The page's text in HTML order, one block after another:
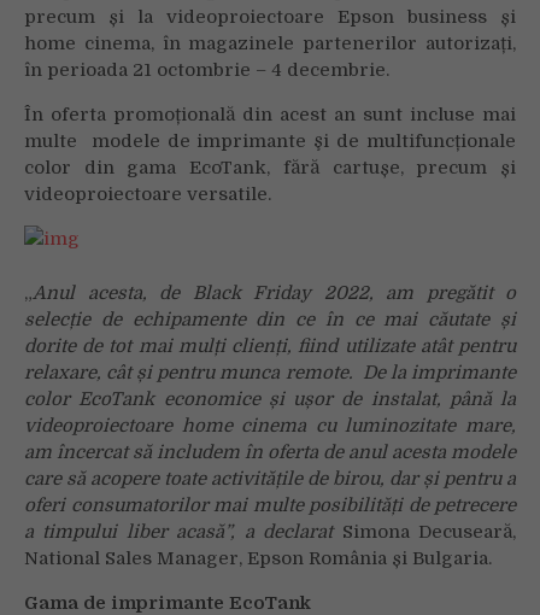
precum și la videoproiectoare Epson business și
home cinema, în magazinele partenerilor autorizați,
în perioada 21 octombrie – 4 decembrie.
În oferta promoțională din acest an sunt incluse mai
multe modele de imprimante şi de multifuncționale
color din gama EcoTank, fără cartușe, precum și
videoproiectoare versatile.
„Anul acesta, de Black Friday 2022, am pregătit o
selecție de echipamente din ce în ce mai căutate și
dorite de tot mai mulți clienți, fiind utilizate atât pentru
relaxare, cât și pentru munca remote. De la imprimante
color EcoTank economice și ușor de instalat, până la
videoproiectoare home cinema cu luminozitate mare,
am încercat să includem în oferta de anul acesta modele
care să acopere toate activitățile de birou, dar și pentru a
oferi consumatorilor mai multe posibilități de petrecere
a timpului liber acasă”, a declarat Simona Decuseară,
National Sales Manager, Epson România și Bulgaria.
Gama de imprimante EcoTank